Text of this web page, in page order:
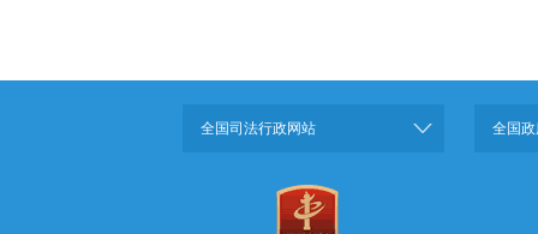
全国司法行政网站 全国